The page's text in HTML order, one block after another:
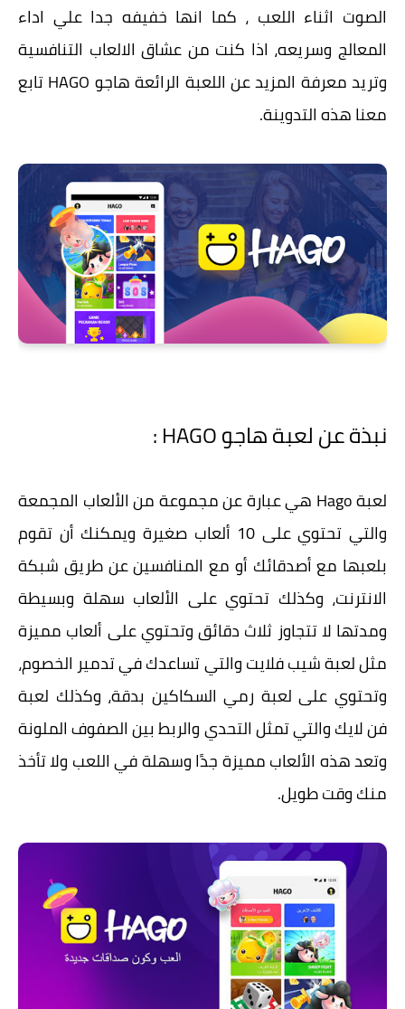
الصوت اثناء اللعب ، كما انها خفيفه جدا علي اداء
المعالج وسريعه، اذا كنت من عشاق الالعاب التنافسية
وتريد معرفة المزيد عن اللعبة الرائعة هاجو HAGO تابع
معنا هذه التدوينة.
نبذة عن لعبة هاجو HAGO :
لعبة Hago هي عبارة عن مجموعة من الألعاب المجمعة
والتي تحتوي على 10 ألعاب صغيرة ويمكنك أن تقوم
بلعبها مع أصدقائك أو مع المنافسين عن طريق شبكة
الانترنت، وكذلك تحتوي على الألعاب سهلة وبسيطة
ومدتها لا تتجاوز ثلاث دقائق وتحتوي على ألعاب مميزة
مثل لعبة شيب فلايت والتي تساعدك في تدمير الخصوم،
وتحتوي على لعبة رمي السكاكين بدقة، وكذلك لعبة
فن لايك والتي تمثل التحدي والربط بين الصفوف الملونة
وتعد هذه الألعاب مميزة جدًا وسهلة في اللعب ولا تأخذ
منك وقت طويل.